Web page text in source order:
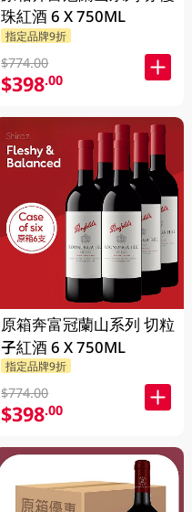
珠紅酒 6 X 750ML
指定品牌9折
$774.00
$398.00
原箱奔富冠蘭山系列 切粒
子紅酒 6 X 750ML
指定品牌9折
$774.00
$398.00